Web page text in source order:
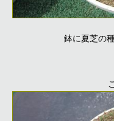
鉢に夏芝の